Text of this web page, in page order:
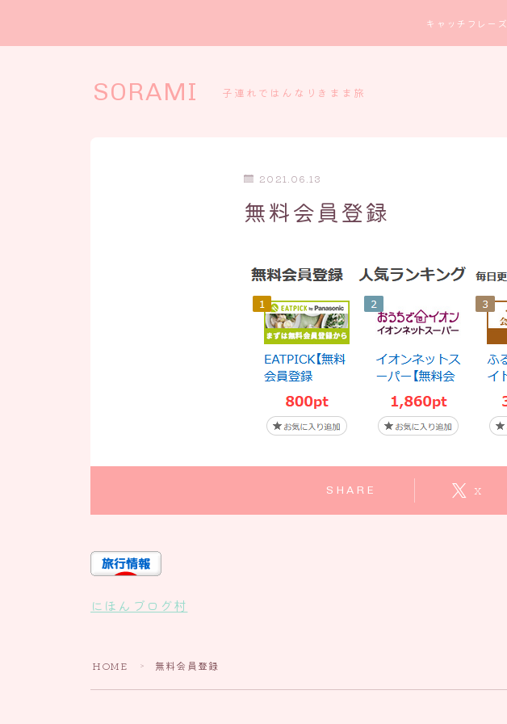
キャッチフレーズ
SORAMI 子連れではんなりきまま旅
2021.06.13
無料会員登録
SHARE X
にほんブログ村
HOME ＞ 無料会員登録